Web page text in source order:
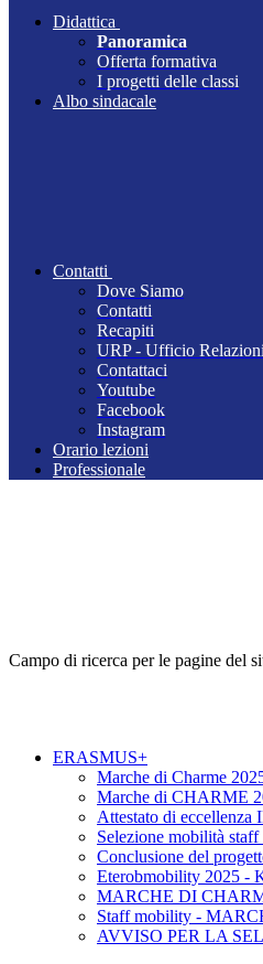
Didattica
Panoramica
Offerta formativa
I progetti delle classi
Albo sindacale
Contatti
Dove Siamo
Contatti
Recapiti
URP - Ufficio
Contattaci
Youtube
Facebook
Instagram
Orario lezioni
Professionale
Campo di ricerca per le pagine del
ERASMUS+
Marche di Charme
Marche di CHARME
Attestato di eccellenza
Selezione mobilità
Conclusione del
Eterobmobility 2025 -
MARCHE DI
Staff mobility -
AVVISO PER LA